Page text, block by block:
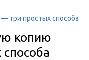
три простых способа
копию